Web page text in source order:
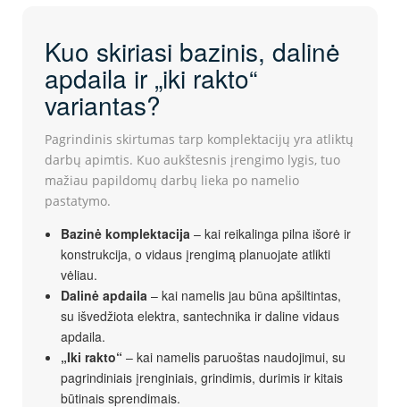
Kuo skiriasi bazinis, dalinė
apdaila ir „iki rakto“
variantas?
Pagrindinis skirtumas tarp komplektacijų yra atliktų
darbų apimtis. Kuo aukštesnis įrengimo lygis, tuo
mažiau papildomų darbų lieka po namelio
pastatymo.
Bazinė komplektacija – kai reikalinga pilna išorė ir
konstrukcija, o vidaus įrengimą planuojate atlikti
vėliau.
Dalinė apdaila – kai namelis jau būna apšiltintas,
su išvedžiota elektra, santechnika ir daline vidaus
apdaila.
„Iki rakto“ – kai namelis paruoštas naudojimui, su
pagrindiniais įrenginiais, grindimis, durimis ir kitais
būtinais sprendimais.